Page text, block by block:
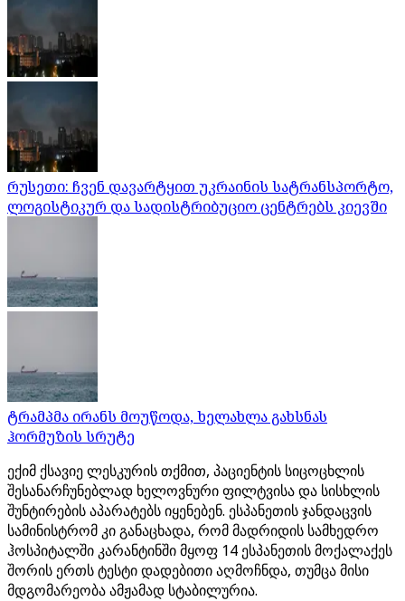
რუსეთი: ჩვენ დავარტყით უკრაინის სატრანსპორტო,
ლოგისტიკურ და სადისტრიბუციო ცენტრებს კიევში
ტრამპმა ირანს მოუწოდა, ხელახლა გახსნას
ჰორმუზის სრუტე
ექიმ ქსავიე ლესკურის თქმით, პაციენტის სიცოცხლის
შესანარჩუნებლად ხელოვნური ფილტვისა და სისხლის
შუნტირების აპარატებს იყენებენ. ესპანეთის ჯანდაცვის
სამინისტრომ კი განაცხადა, რომ მადრიდის სამხედრო
ჰოსპიტალში კარანტინში მყოფ 14 ესპანეთის მოქალაქეს
შორის ერთს ტესტი დადებითი აღმოჩნდა, თუმცა მისი
მდგომარეობა ამჟამად სტაბილურია.